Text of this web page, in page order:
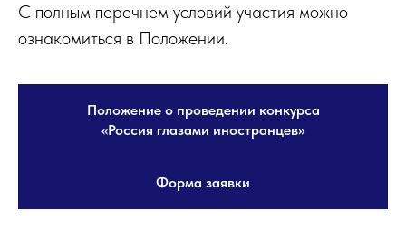
С полным перечнем условий участия можно
ознакомиться в Положении.
Положение о проведении конкурса
«Россия глазами иностранцев»
Форма заявки